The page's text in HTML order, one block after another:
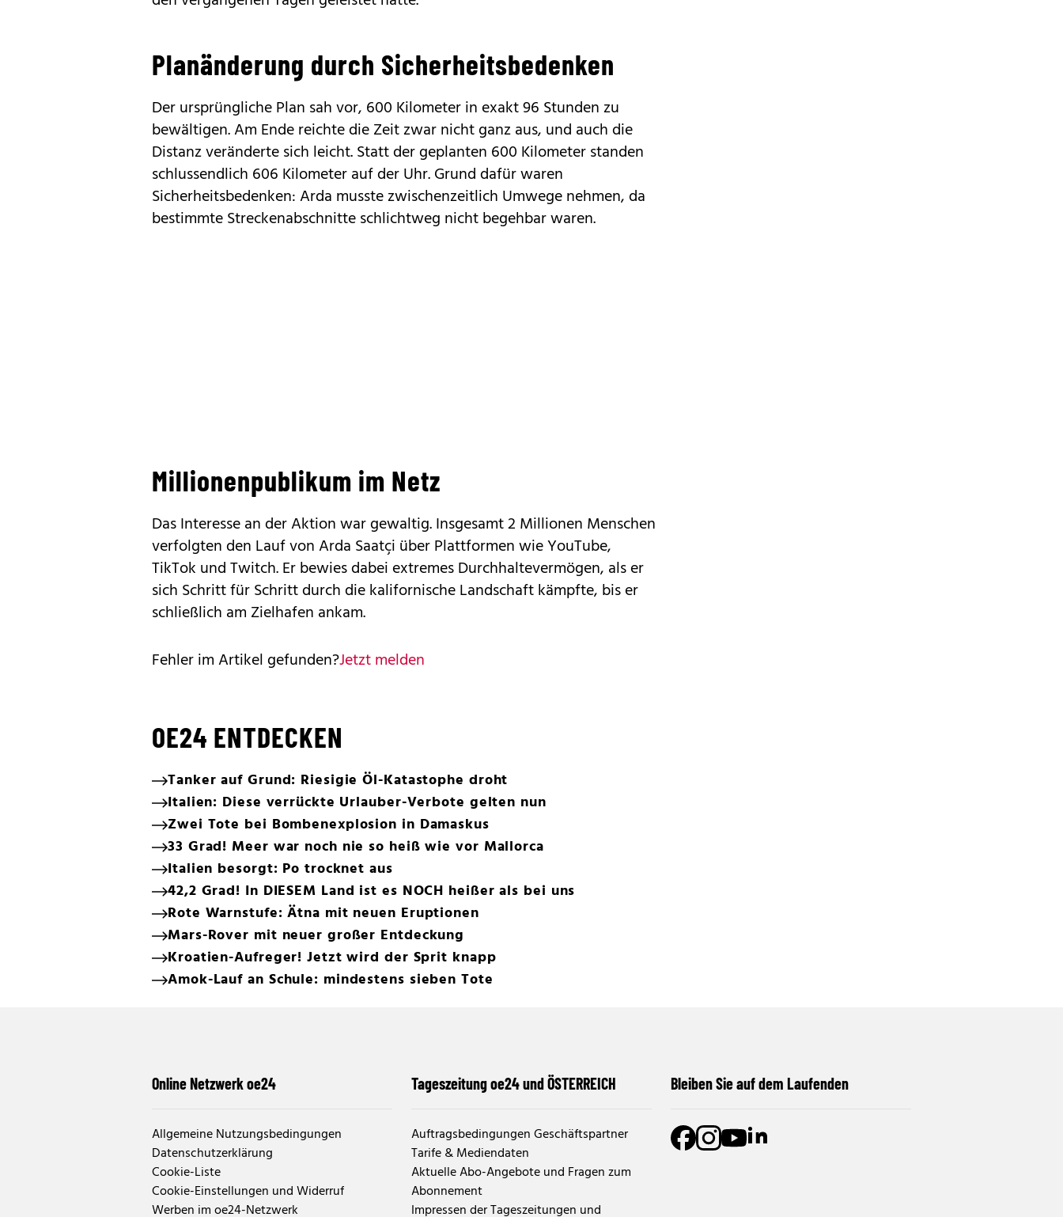
Planänderung durch Sicherheitsbedenken
Der ursprüngliche Plan sah vor, 600 Kilometer in exakt 96 Stunden zu
bewältigen. Am Ende reichte die Zeit zwar nicht ganz aus, und auch die
Distanz veränderte sich leicht. Statt der geplanten 600 Kilometer standen
schlussendlich 606 Kilometer auf der Uhr. Grund dafür waren
Sicherheitsbedenken: Arda musste zwischenzeitlich Umwege nehmen, da
bestimmte Streckenabschnitte schlichtweg nicht begehbar waren.
Millionenpublikum im Netz
Das Interesse an der Aktion war gewaltig. Insgesamt 2 Millionen Menschen
verfolgten den Lauf von Arda Saatçi über Plattformen wie YouTube,
TikTok und Twitch. Er bewies dabei extremes Durchhaltevermögen, als er
sich Schritt für Schritt durch die kalifornische Landschaft kämpfte, bis er
schließlich am Zielhafen ankam.
Fehler im Artikel gefunden?Jetzt melden
OE24 ENTDECKEN
Tanker auf Grund: Riesigie Öl-Katastophe droht
Italien: Diese verrückte Urlauber-Verbote gelten nun
Zwei Tote bei Bombenexplosion in Damaskus
33 Grad! Meer war noch nie so heiß wie vor Mallorca
Italien besorgt: Po trocknet aus
42,2 Grad! In DIESEM Land ist es NOCH heißer als bei uns
Rote Warnstufe: Ätna mit neuen Eruptionen
Mars-Rover mit neuer großer Entdeckung
Kroatien-Aufreger! Jetzt wird der Sprit knapp
Amok-Lauf an Schule: mindestens sieben Tote
Online Netzwerk oe24
Allgemeine Nutzungsbedingungen
Datenschutzerklärung
Cookie-Liste
Cookie-Einstellungen und Widerruf
Werben im oe24-Netzwerk
Tageszeitung oe24 und ÖSTERREICH
Auftragsbedingungen Geschäftspartner
Tarife & Mediendaten
Aktuelle Abo-Angebote und Fragen zum
Abonnement
Impressen der Tageszeitungen und
Bleiben Sie auf dem Laufenden